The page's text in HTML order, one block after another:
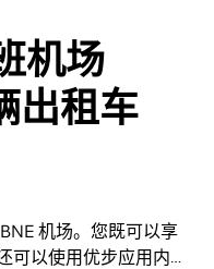
机场
出租车
机场。您既可以享
可以使用优步应用内的